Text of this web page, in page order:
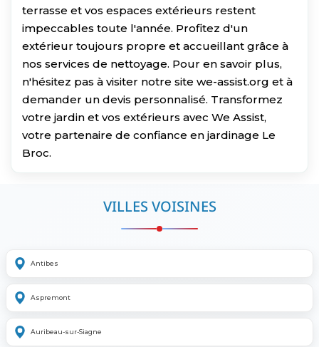
terrasse et vos espaces extérieurs restent
impeccables toute l'année. Profitez d'un
extérieur toujours propre et accueillant grâce à
nos services de nettoyage. Pour en savoir plus,
n'hésitez pas à visiter notre site we-assist.org et à
demander un devis personnalisé. Transformez
votre jardin et vos extérieurs avec We Assist,
votre partenaire de confiance en jardinage Le
Broc.
VILLES VOISINES
Antibes
Aspremont
Auribeau-sur-Siagne